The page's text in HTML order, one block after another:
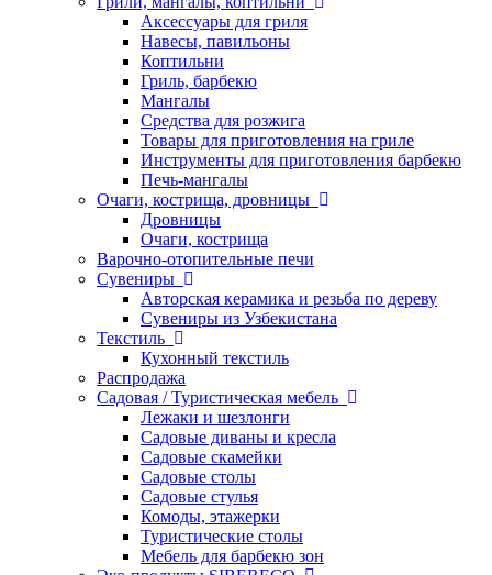
Аксессуары для гриля
Навесы, павильоны
Коптильни
Гриль, барбекю
Мангалы
Средства для розжига
Товары для приготовления на гриле
Инструменты для приготовления барбекю
Печь-мангалы
Очаги, кострища, дровницы
Дровницы
Очаги, кострища
Варочно-отопительные печи
Сувениры
Авторская керамика и резьба по дереву
Сувениры из Узбекистана
Текстиль
Кухонный текстиль
Распродажа
Садовая / Туристическая мебель
Лежаки и шезлонги
Садовые диваны и кресла
Садовые скамейки
Садовые столы
Садовые стулья
Комоды, этажерки
Туристические столы
Мебель для барбекю зон